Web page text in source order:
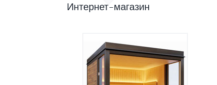
Интернет-магазин